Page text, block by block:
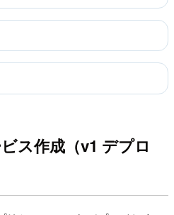
ス作成（v1 デプロ